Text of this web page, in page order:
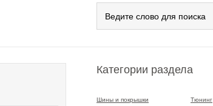
Категории раздела
Шины и покрышки
Тюнинг